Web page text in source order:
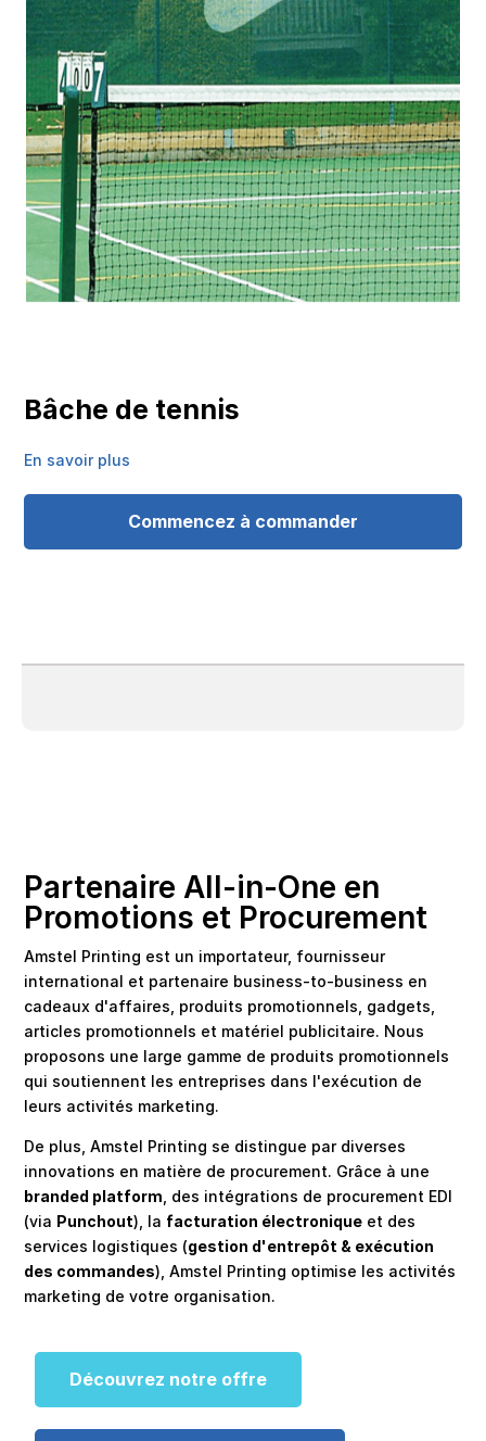
Bâche de tennis
En savoir plus
Commencez à commander
Partenaire All-in-One en
Promotions et Procurement
Amstel Printing est un importateur, fournisseur
international et partenaire business-to-business en
cadeaux d'affaires, produits promotionnels, gadgets,
articles promotionnels et matériel publicitaire. Nous
proposons une large gamme de produits promotionnels
qui soutiennent les entreprises dans l'exécution de
leurs activités marketing.
De plus, Amstel Printing se distingue par diverses
innovations en matière de procurement. Grâce à une
branded platform , des intégrations de procurement EDI
(via Punchout), la facturation électronique et des
services logistiques (gestion d'entrepôt & exécution
des commandes), Amstel Printing optimise les activités
marketing de votre organisation.
Découvrez notre offre